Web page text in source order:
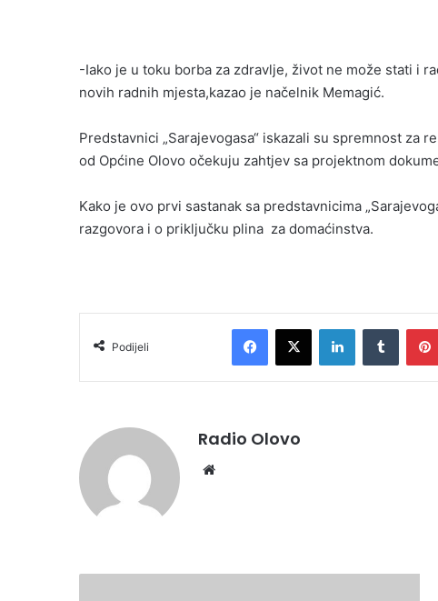
-Iako je u toku borba za zdravlje, život ne može stati i
novih radnih mjesta,kazao je načelnik Memagić.
Predstavnici „Sarajevogasa“ iskazali su spremnost za
od Općine Olovo očekuju zahtjev sa projektnom
Kako je ovo prvi sastanak sa predstavnicima
razgovora i o priključku plina za domaćinstva.
Podijeli
Facebook
X LinkedInTumblr
Radio Olovo